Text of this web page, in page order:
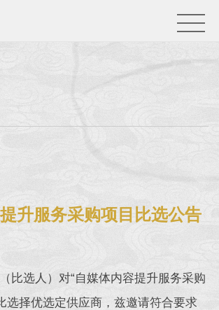
升服务采购项目比选公告
比选人）对“自媒体内容提升服务采购
选择优选定供应商，兹邀请符合要求